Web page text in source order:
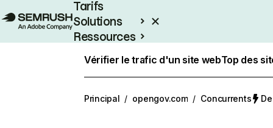
Tarifs
Solutions
Ressources
Vérifier le trafic d'un site webTop des
Principal / opengov.com / Concurrents